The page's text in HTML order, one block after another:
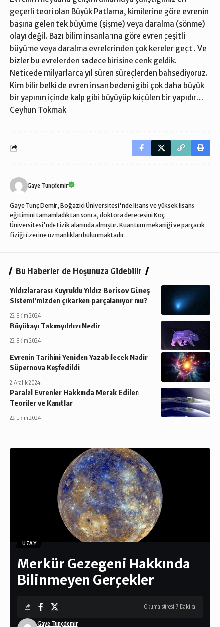
geçerli teori olan Büyük Patlama, kimilerine göre evrenin
başına gelen tek büyüme (şişme) veya daralma (sönme)
olayı değil. Bazı bilim insanlarına göre evren çeşitli
büyüme veya daralma evrelerinden çok kereler geçti. Ve
bizler bu evrelerden sadece birisine denk geldik.
Neticede milyarlarca yıl süren süreçlerden bahsediyoruz.
Kim bilir belki de evren insan bedeni gibi çok daha büyük
bir yapının içinde kalp gibi büyüyüp küçülen bir yapıdır…
Ceyhun Tokmak
Gaye Tunçdemir
Gaye Tunç Demir, Boğaziçi Üniversitesi'nde lisans ve yüksek lisans
eğitimini tamamladıktan sonra, doktora derecesini Koç
Üniversitesi'nde Fizik alanında almıştır. Kuantum mekaniği ve parçacık
fiziği üzerine uzmanlıkları bulunmaktadır.
Bu Haberler de Hoşunuza Gidebilir
Yıldızlararası Kuyruklu Yıldız Borisov Güneş
Sistemi’mizden çıkarken parçalanıyor mu?
22 Ekim 2024
Büyükayı Takımyıldızı Nedir
22 Ekim 2024
Evrenin Tarihini Yeniden Yazabilecek Nadir
Süpernova Keşfedildi
2 Aralık 2024
Paralel Evrenler Hakkında Merak Edilen
Teoriler ve Kanıtlar
22 Ekim 2024
UZAY
Merkür Gezegeni Hakkında
Bilinmeyen Gerçekler
Gaye Tunçdemir
Okuma süresi 7 Dakika